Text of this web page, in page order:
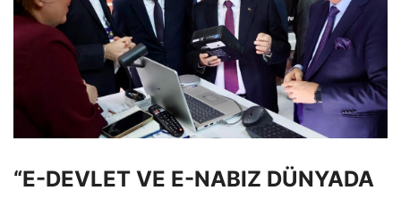
“E-DEVLET VE E-NABIZ DÜNYADA